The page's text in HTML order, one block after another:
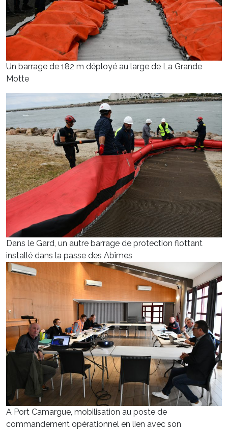
Un barrage de 182 m déployé au large de La Grande
Motte
Dans le Gard, un autre barrage de protection flottant
installé dans la passe des Abîmes
A Port Camargue, mobilisation au poste de
commandement opérationnel en lien avec son